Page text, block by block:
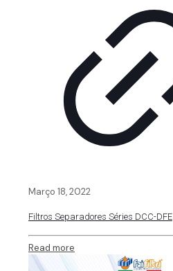
Março 18, 2022
Filtros Separadores Séries DCC-DFE
Read more